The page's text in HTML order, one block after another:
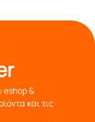
eshop &
και τις